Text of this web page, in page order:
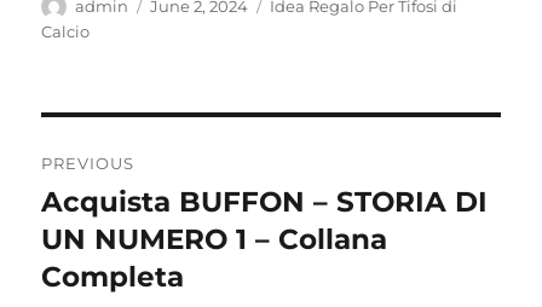
Author
admin
Posted
June 2, 2024 Categories
Idea Regalo Per Tifosi di
Calcio
navigation
PREVIOUS
Previous
post:
Acquista BUFFON – STORIA DI
UN NUMERO 1 – Collana
Completa